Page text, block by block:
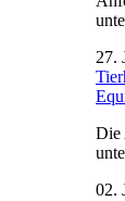
27.
Die
02.